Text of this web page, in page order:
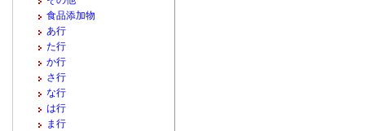
食品添加物
あ行
た行
か行
さ行
な行
は行
ま行